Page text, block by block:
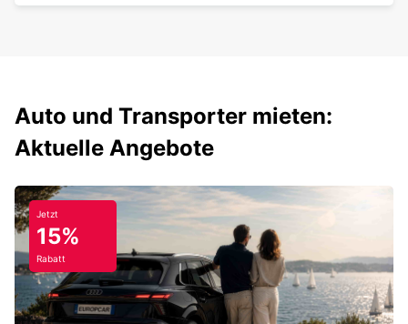
Auto und Transporter mieten:
Aktuelle Angebote
Jetzt
15%
Rabatt